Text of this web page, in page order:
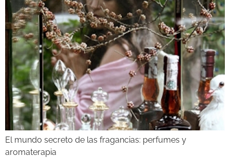
El mundo secreto de las fragancias: perfumes y
aromaterapia